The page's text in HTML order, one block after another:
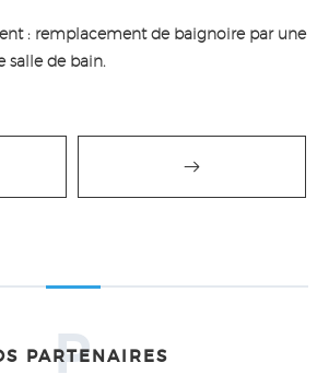
: remplacement de baignoire par une
salle de bain.
PARTENAIRES
P